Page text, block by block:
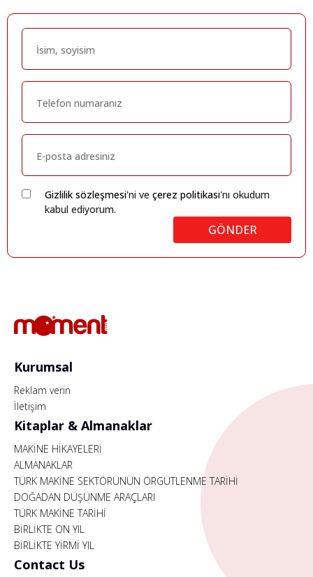
Gizlilik sözleşmesi'ni ve çerez politikası'nı okudum
kabul ediyorum.
GÖNDER
Kurumsal
Reklam verin
İletişim
Kitaplar & Almanaklar
MAKİNE HİKAYELERİ
ALMANAKLAR
TÜRK MAKİNE SEKTÖRÜNÜN ÖRGÜTLENME TARİHİ
DOĞADAN DÜŞÜNME ARAÇLARI
TÜRK MAKİNE TARİHİ
BİRLİKTE ON YIL
BİRLİKTE YİRMİ YIL
Contact Us